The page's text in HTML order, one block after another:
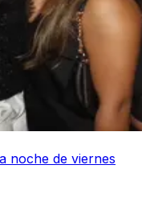
noche de viernes